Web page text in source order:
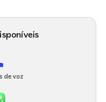
de voz